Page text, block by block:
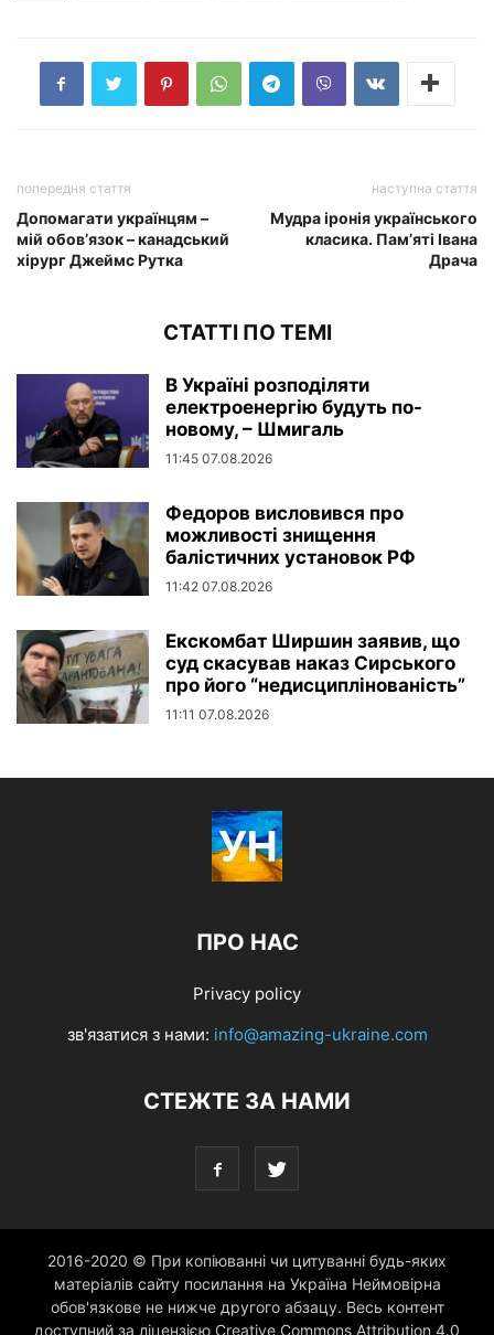
попередня стаття
Допомагати українцям –
мій обов’язок – канадський
хірург Джеймс Рутка
наступна стаття
Мудра іронія українського
класика. Пам’яті Івана
Драча
СТАТТІ ПО ТЕМІ
В Україні розподіляти
електроенергію будуть по-
новому, – Шмигаль
11:45 07.08.2026
Федоров висловився про
можливості знищення
балістичних установок РФ
11:42 07.08.2026
Екскомбат Ширшин заявив, що
суд скасував наказ Сирського
про його “недисциплінованість”
11:11 07.08.2026
ПРО НАС
Privacy policy
зв'язатися з нами: info@amazing-ukraine.com
СТЕЖТЕ ЗА НАМИ
2016-2020 © При копіюванні чи цитуванні будь-яких
матеріалів сайту посилання на Україна Неймовірна
обов'язкове не нижче другого абзацу. Весь контент
доступний за ліцензією Creative Commons Attribution 4.0